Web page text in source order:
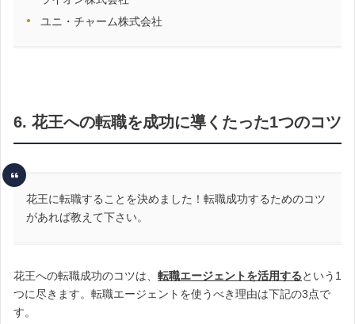
ユニ・チャーム株式会社
6. 花王への転職を成功に導くたった1つのコツ
花王に転職することを決めました！転職成功するためのコツ
があれば教えて下さい。
花王への転職成功のコツは、 転職エージェントを活用するという1
つに尽きます。転職エージェントを使うべき理由は下記の3点で
す。